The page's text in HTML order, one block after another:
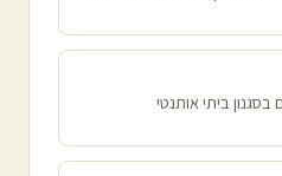
ביתי אותנטי